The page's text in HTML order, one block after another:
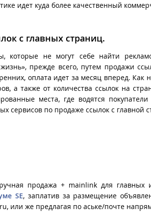
идет куда более качественный
с главных страниц.
которые не могут себе найти
прежде всего, путем продажи
оплата идет за месяц вперед. Как
а также от количества ссылок на
места, где водятся
сервисов по продаже ссылок с главной
продажа + mainlink для главных
SE, заплатив за размещение
, или же предлагая по аське/почте